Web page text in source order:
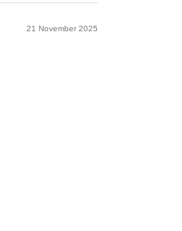
21 November 2025